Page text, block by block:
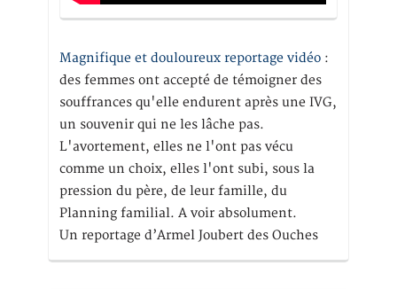
Magnifique et douloureux reportage vidéo :
des femmes ont accepté de témoigner des
souffrances qu'elle endurent après une IVG,
un souvenir qui ne les lâche pas.
L'avortement, elles ne l'ont pas vécu
comme un choix, elles l'ont subi, sous la
pression du père, de leur famille, du
Planning familial. A voir absolument.
Un reportage d’Armel Joubert des Ouches